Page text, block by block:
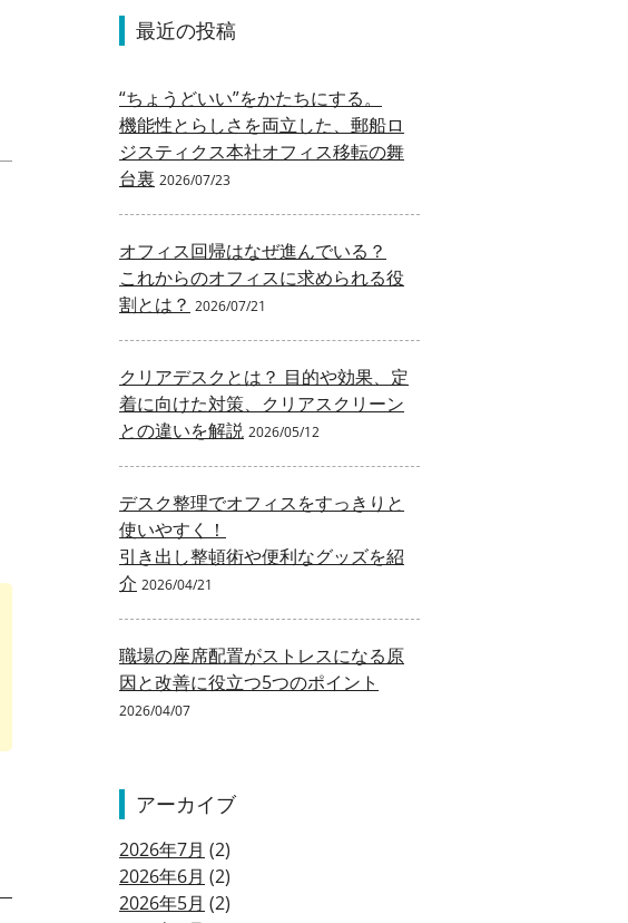
最近の投稿
“ちょうどいい”をかたちにする。
機能性とらしさを両立した、郵船ロ
ジスティクス本社オフィス移転の舞
台裏 2026/07/23
オフィス回帰はなぜ進んでいる？
これからのオフィスに求められる役
割とは？ 2026/07/21
クリアデスクとは？ 目的や効果、定
着に向けた対策、クリアスクリーン
との違いを解説 2026/05/12
デスク整理でオフィスをすっきりと
使いやすく！
引き出し整頓術や便利なグッズを紹
介 2026/04/21
職場の座席配置がストレスになる原
因と改善に役立つ5つのポイント
2026/04/07
アーカイブ
2026年7月 (2)
2026年6月 (2)
2026年5月 (2)